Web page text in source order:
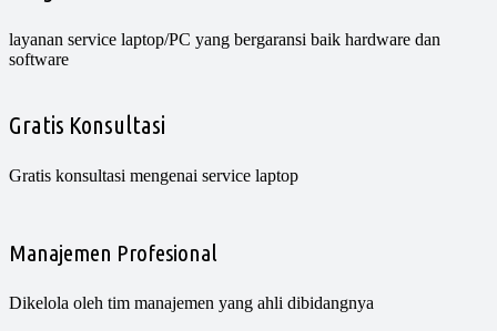
layanan service laptop/PC yang bergaransi baik hardware dan
software
Gratis Konsultasi
Gratis konsultasi mengenai service laptop
Manajemen Profesional
Dikelola oleh tim manajemen yang ahli dibidangnya